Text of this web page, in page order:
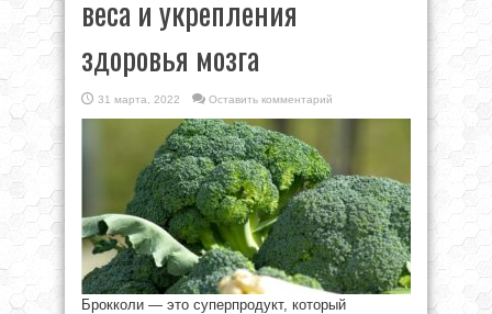
веса и укрепления
здоровья мозга
31 марта, 2022 Оставить комментарий
Брокколи — это суперпродукт, который